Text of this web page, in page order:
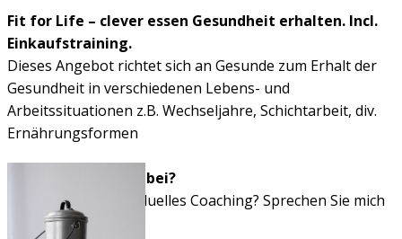
Fit for Life – clever essen Gesundheit erhalten. Incl.
Einkaufstraining.
Dieses Angebot richtet sich an Gesunde zum Erhalt der
Gesundheit in verschiedenen Lebens- und
Arbeitssituationen z.B. Wechseljahre, Schichtarbeit, div.
Ernährungsformen
Nicht ihr Thema dabei?
Sie benötigen individuelles Coaching? Sprechen Sie mich